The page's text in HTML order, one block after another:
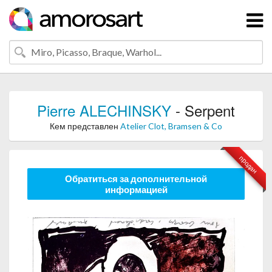
Pierre ALECHINSKY - Serpent
Кем представлен Atelier Clot, Bramsen & Co
продан
Обратиться за дополнительной
информацией